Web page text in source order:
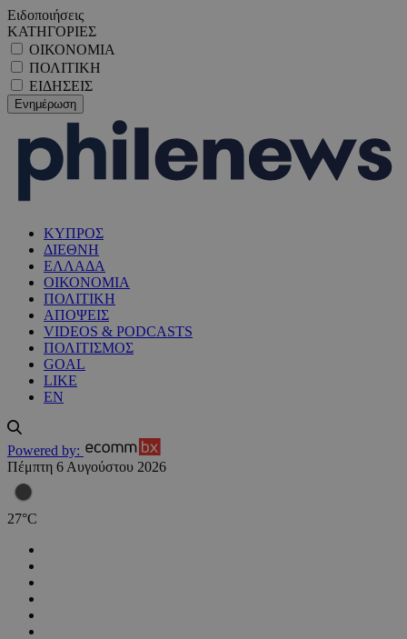
Ειδοποιήσεις
ΚΑΤΗΓΟΡΙΕΣ
ΟΙΚΟΝΟΜΙΑ
ΠΟΛΙΤΙΚΗ
ΕΙΔΗΣΕΙΣ
ΚΥΠΡΟΣ
ΔΙΕΘΝΗ
ΕΛΛΑΔΑ
ΟΙΚΟΝΟΜΙΑ
ΠΟΛΙΤΙΚΗ
ΑΠΟΨΕΙΣ
VIDEOS & PODCASTS
ΠΟΛΙΤΙΣΜΟΣ
GOAL
LIKE
EN
Powered by:
Πέμπτη 6 Αυγούστου 2026
27°C